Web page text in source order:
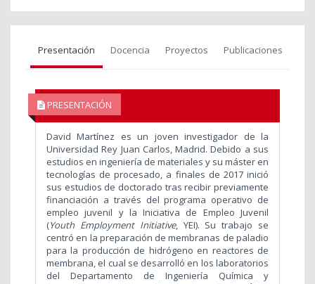
Presentación Docencia Proyectos Publicaciones
PRESENTACIÓN
David Martínez es un joven investigador de la
Universidad Rey Juan Carlos, Madrid. Debido a sus
estudios en ingeniería de materiales y su máster en
tecnologías de procesado, a finales de 2017 inició
sus estudios de doctorado tras recibir previamente
financiación a través del programa operativo de
empleo juvenil y la Iniciativa de Empleo Juvenil
(Youth Employment Initiative, YEI). Su trabajo se
centró en la preparación de membranas de paladio
para la producción de hidrógeno en reactores de
membrana, el cual se desarrolló en los laboratorios
del Departamento de Ingeniería Química y